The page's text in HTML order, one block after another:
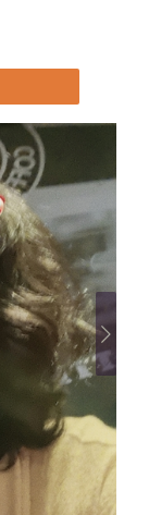
Next